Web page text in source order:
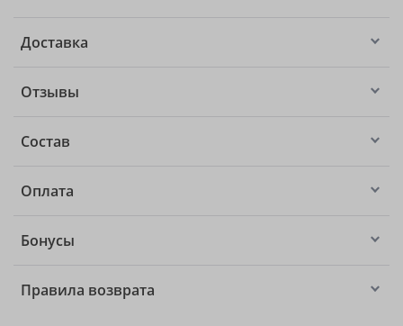
Доставка
Отзывы
Состав
Оплата
Бонусы
Правила возврата